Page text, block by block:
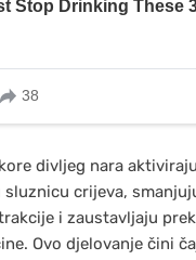
divljeg nara
crijeva,
i zaustavljaju
Ovo djelovanje čini